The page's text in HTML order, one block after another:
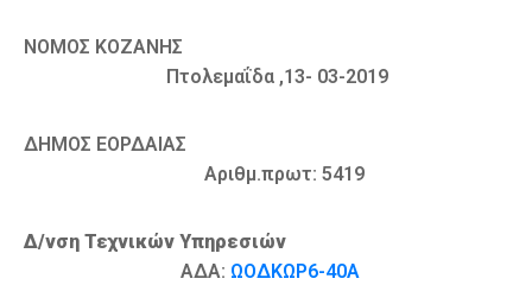
ΝΟΜΟΣ ΚΟΖΑΝΗΣ
Πτολεμαΐδα ,13- 03-2019
ΔΗΜΟΣ ΕΟΡΔΑΙΑΣ
Αριθμ.πρωτ: 5419
Δ/νση Τεχνικών Υπηρεσιών
ΑΔΑ: ΩΟΔΚΩΡ6-40Α